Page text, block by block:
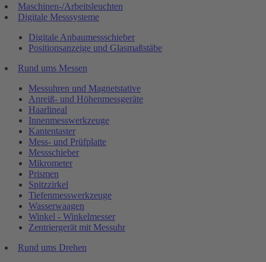
Maschinen-/Arbeitsleuchten
Digitale Messsysteme
Digitale Anbaumessschieber
Positionsanzeige und Glasmaßstäbe
Rund ums Messen
Messuhren und Magnetstative
Anreiß- und Höhenmessgeräte
Haarlineal
Innenmesswerkzeuge
Kantentaster
Mess- und Prüfplatte
Messschieber
Mikrometer
Prismen
Spitzzirkel
Tiefenmesswerkzeuge
Wasserwaagen
Winkel - Winkelmesser
Zentriergerät mit Messuhr
Rund ums Drehen